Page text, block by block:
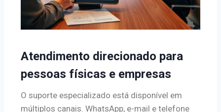
Atendimento direcionado para
pessoas físicas e empresas
O suporte especializado está disponível em
múltiplos canais. WhatsApp, e-mail e telefone